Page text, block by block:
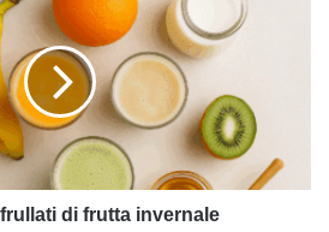
di frutta invernale